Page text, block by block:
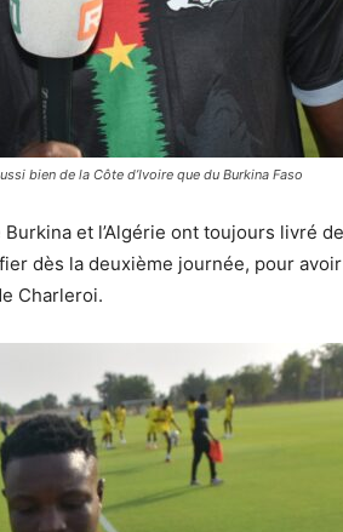
bien de la Côte d’Ivoire que du Burkina Faso
et l’Algérie ont toujours livré
dès la deuxième journée, pour
Charleroi.